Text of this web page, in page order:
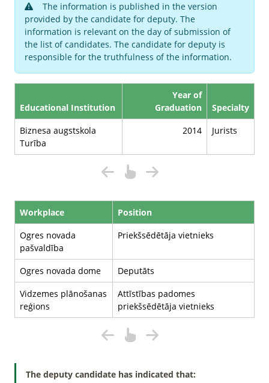
The information is published in the version
provided by the candidate for deputy. The
information is relevant on the day of submission of
the list of candidates. The candidate for deputy is
responsible for the truthfulness of the information.
Educational Institution
Year of
Graduation
Specialty
Biznesa augstskola
Turība
2014 Jurists
Workplace
Position
Ogres novada
pašvaldība
Priekšsēdētāja vietnieks
Ogres novada dome
Deputāts
Vidzemes plānošanas
reģions
Attīstības padomes
priekšsēdētāja vietnieks
The deputy candidate has indicated that: